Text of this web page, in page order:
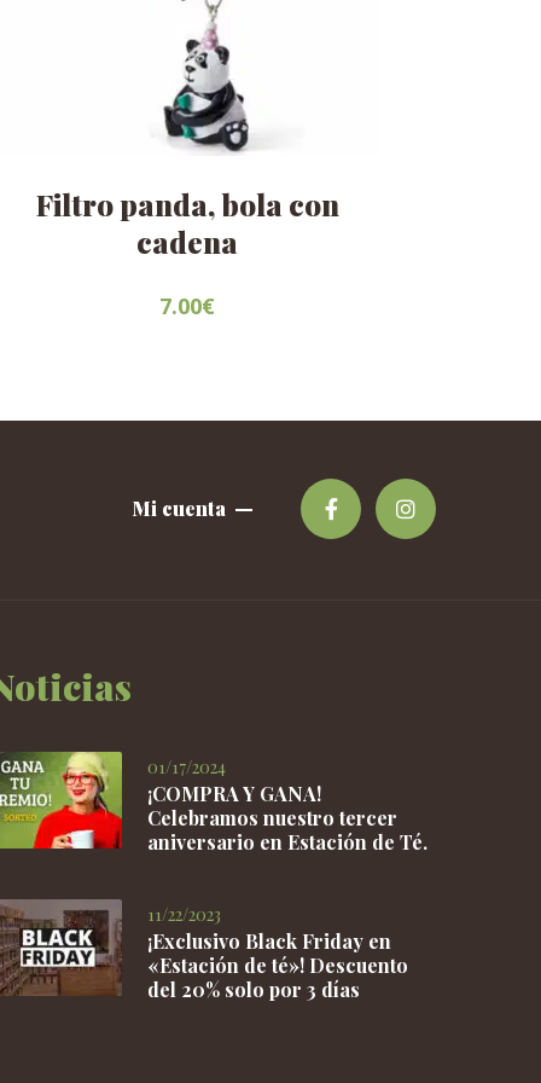
Filtro panda, bola con
cadena
7.00€
Mi cuenta
01/17/2024
¡COMPRA Y GANA!
Celebramos nuestro tercer
aniversario en Estación de Té.
11/22/2023
¡Exclusivo Black Friday en
«Estación de té»! Descuento
del 20% solo por 3 días